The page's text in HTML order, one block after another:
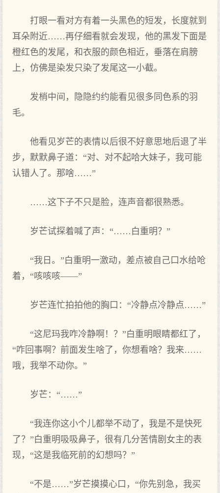
打眼一看对方有着一头黑色的短发，长度就到
耳朵附近……再仔细看就会发现，他的黑发下面是
橙红色的发尾，和衣服的颜色相近，垂落在肩膀
上，仿佛是染发只染了发尾这一小截。
发梢中间，隐隐约约能看见很多同色系的羽
毛。
他看见岁芒的表情以后很不好意思地后退了半
步，默默鼻子道：“对、对不起哈大妹子，我可能
认错人了。那啥……”
……这下子不只是脸，连声音都很熟悉。
岁芒试探着喊了声：“……白重明？”
“我日。”白重明一激动，差点被自己口水给呛
着，“咳咳咳——”
岁芒连忙拍拍他的胸口：“冷静点冷静点……”
“这尼玛我咋冷静啊！？”白重明眼睛都红了，
“咋回事啊？前面发生啥了，你想看啥？我来……
哦，我举不动你。”
岁芒：“……”
“我连你这小个儿都举不动了，我是不是快死
了？”白重明吸吸鼻子，很有几分苦情剧女主的表
现，“这是我临死前的幻想吗？”
“不是……”岁芒摸摸心口，“你先别急，我买